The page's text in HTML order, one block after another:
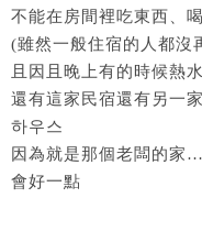
不能在房間裡吃東西、
(雖然一般住宿的人都
且因且晚上有的時候熱
還有這家民宿還有另一
하우스
因為就是那個老闆的家
會好一點